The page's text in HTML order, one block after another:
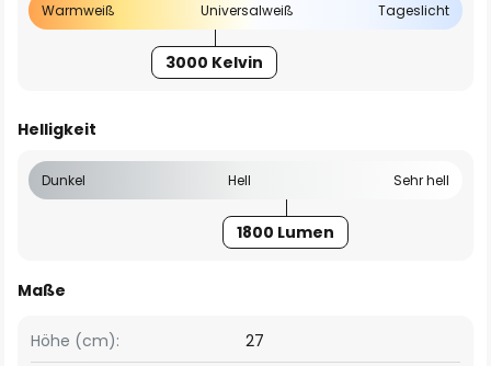
Warmweiß Universalweiß Tageslicht
3000 Kelvin
Helligkeit
Dunkel Hell Sehr hell
1800 Lumen
Maße
Höhe (cm): 27